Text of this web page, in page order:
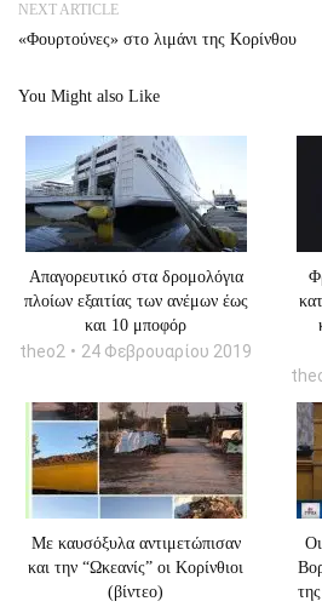
NEXT ARTICLE
«Φουρτούνες» στο λιμάνι της Κορίνθου
You Might also Like
Απαγορευτικό στα δρομολόγια
πλοίων εξαιτίας των ανέμων έως
και 10 μποφόρ
theo2 24 Φεβρουαρίου 2019
Με καυσόξυλα αντιμετώπισαν
και την “Ωκεανίς” οι Κορίνθιοι
(βίντεο)